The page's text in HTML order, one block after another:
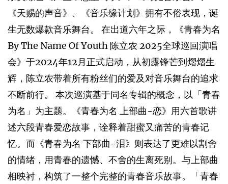
《天赐的声音》、《音乐缘计划》拥有不俗表现，诞
生无数爆款音乐舞台。 在出道六年之际，《青春为名
By The Name Of Youth 陈立农 2025全球巡回演唱
会》于2024年12月正式启动，从初露锋芒到熠熠生
辉，陈立农带着所有粉丝们的爱及对音乐舞台的追求
不断前行。 本次巡演基于同名专辑的概念，以「青春
为名」为主题。《青春为名 上部曲-恋》用六首歌讲
述六段青春爱恋故事，诠释着甜蜜又痛苦的青春记
忆。而《青春为名 下部曲-泪》则表达了更难以割舍
的情绪，用青春的遗憾、不舍的生离死别。与上部曲
相映衬，构筑了一整个完整的青春音乐故事。「青春